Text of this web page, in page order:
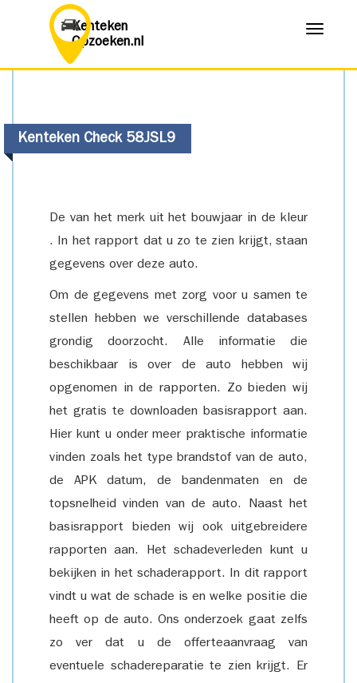
Kenteken
Opzoeken.nl
Menu
Kenteken Check 58JSL9
De van het merk uit het bouwjaar in de kleur
. In het rapport dat u zo te zien krijgt, staan
gegevens over deze auto.
Om de gegevens met zorg voor u samen te
stellen hebben we verschillende databases
grondig doorzocht. Alle informatie die
beschikbaar is over de auto hebben wij
opgenomen in de rapporten. Zo bieden wij
het gratis te downloaden basisrapport aan.
Hier kunt u onder meer praktische informatie
vinden zoals het type brandstof van de auto,
de APK datum, de bandenmaten en de
topsnelheid vinden van de auto. Naast het
basisrapport bieden wij ook uitgebreidere
rapporten aan. Het schadeverleden kunt u
bekijken in het schaderapport. In dit rapport
vindt u wat de schade is en welke positie die
heeft op de auto. Ons onderzoek gaat zelfs
zo ver dat u de offerteaanvraag van
eventuele schadereparatie te zien krijgt. Er